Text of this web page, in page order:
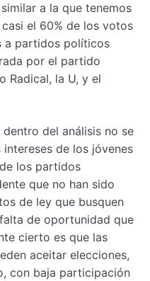
a la que tenemos
el 60% de los votos
a partidos políticos
por el partido
Radical, la U, y el
del análisis no se
de los jóvenes
los partidos
que no han sido
de ley que busquen
de oportunidad que
cierto es que las
aceitar elecciones,
con baja participación